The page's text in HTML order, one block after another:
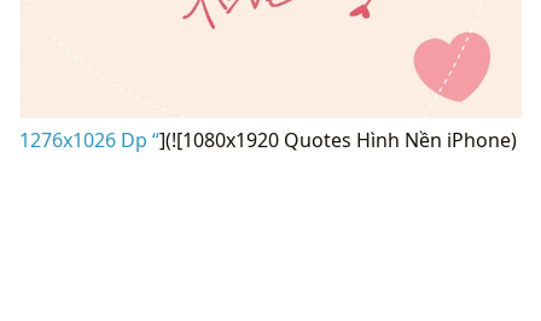
1276x1026 Dp “](![1080x1920 Quotes Hình Nền iPhone)